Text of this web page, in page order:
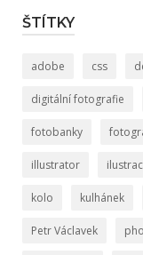
ŠTÍTKY
adobe css
digitální fotografie
fotobanky
illustrator
kolo kulhánek
Petr Václavek